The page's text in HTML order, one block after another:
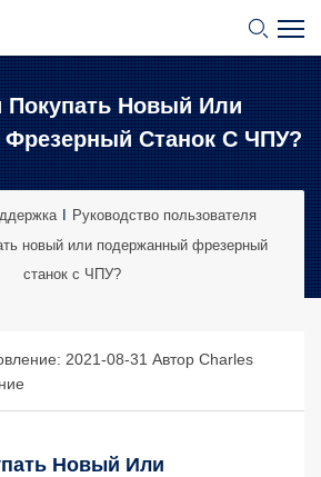
Покупать Новый Или
Станок С ЧПУ?
Руководство пользователя
новый или подержанный фрезерный
станок с ЧПУ?
2021-08-31 Автор Charles
Новый Или